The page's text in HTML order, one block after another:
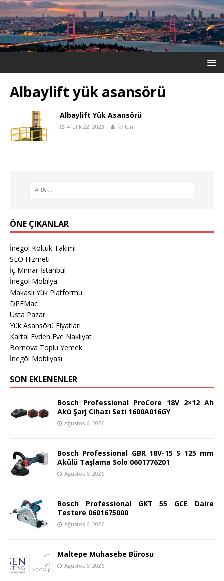
Albaylift yük asansörü
Albaylift Yük Asansörü
Aralık 22, 2023 fivitan
ÖNE ÇIKANLAR
İnegöl Koltuk Takımı
SEO Hizmeti
İç Mimar İstanbul
İnegöl Mobilya
Makaslı Yük Platformu
DPFMac
Usta Pazar
Yük Asansörü Fiyatları
Kartal Evden Eve Nakliyat
Bornova Toplu Yemek
İnegöl Mobilyası
SON EKLENENLER
Bosch Professional ProCore 18V 2×12 Ah
Akü Şarj Cihazı Seti 1600A016GY
Ağustos 6, 2026
Bosch Professional GBR 18V-15 S 125 mm
Akülü Taşlama Solo 0601776201
Ağustos 6, 2026
Bosch Professional GKT 55 GCE Daire
Testere 0601675000
Ağustos 6, 2026
Maltepe Muhasebe Bürosu
Ağustos 6, 2026